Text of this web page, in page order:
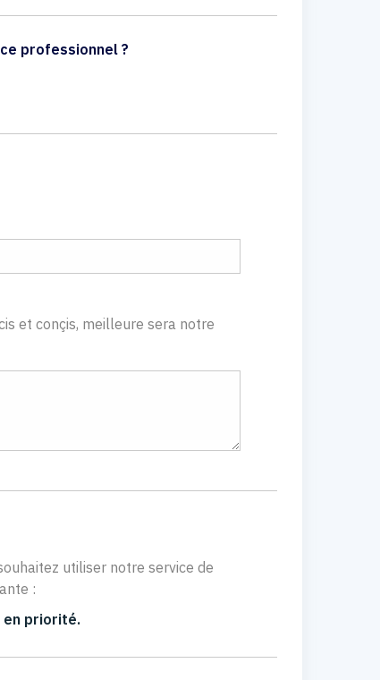
professionnel ?
et conçis, meilleure sera notre
utiliser notre service de
:
en priorité.